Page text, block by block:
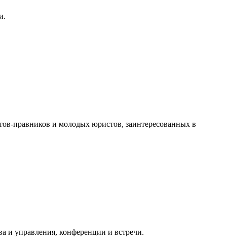
правников и молодых юристов, заинтересованных в
и управления, конференции и встречи.